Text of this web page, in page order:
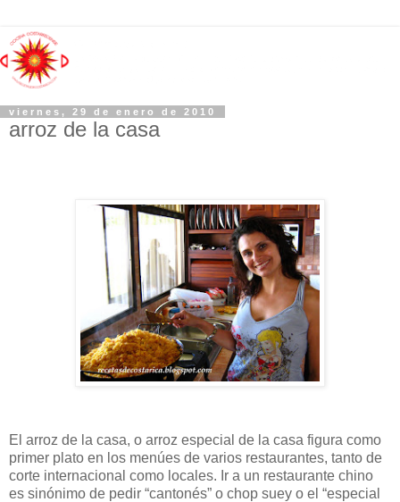
viernes, 29 de enero de 2010
arroz de la casa
El arroz de la casa, o arroz especial de la casa figura como
primer plato en los menúes de varios restaurantes, tanto de
corte internacional como locales. Ir a un restaurante chino
es sinónimo de pedir “cantonés” o chop suey o el “especial